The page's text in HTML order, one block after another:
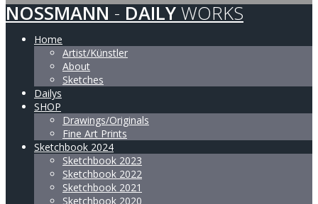
NOSSMANN - DAILY WORKS
Home
Artist/Künstler
About
Sketches
Dailys
SHOP
Drawings/Originals
Fine Art Prints
Sketchbook 2024
Sketchbook 2023
Sketchbook 2022
Sketchbook 2021
Sketchbook 2020